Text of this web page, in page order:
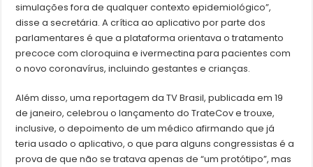
simulações fora de qualquer contexto epidemiológico”,
disse a secretária. A crítica ao aplicativo por parte dos
parlamentares é que a plataforma orientava o tratamento
precoce com cloroquina e ivermectina para pacientes com
o novo coronavírus, incluindo gestantes e crianças.
Além disso, uma reportagem da TV Brasil, publicada em 19
de janeiro, celebrou o lançamento do TrateCov e trouxe,
inclusive, o depoimento de um médico afirmando que já
teria usado o aplicativo, o que para alguns congressistas é a
prova de que não se tratava apenas de “um protótipo”, mas